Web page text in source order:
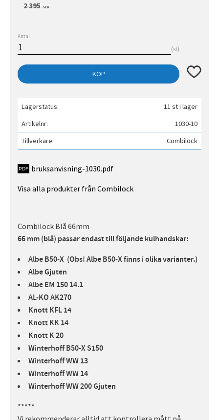
Ordinarie pris:
2 395SEK
Antal
st
KÖP Lägg till
Lagerstatus
11 st i lager
Artikelnr
1030-10
Tillverkare
Combilock
bruksanvisning-1030.pdf
Visa alla produkter från Combilock
Combilock Blå 66mm
66 mm (blå) passar endast till följande kulhandskar:
Albe B50-X (Obs! Albe B50-X finns i olika varianter.)
Albe Gjuten
Albe EM 150 14.1
AL-KO AK270
Knott KFL 14
Knott KK 14
Knott K 20
Winterhoff B50-X S150
Winterhoff WW 13
Winterhoff WW 14
Winterhoff WW 200 Gjuten
*****